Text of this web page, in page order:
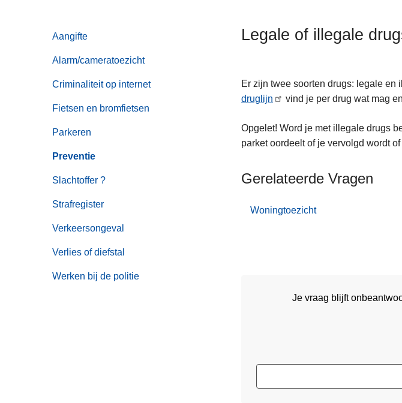
Aangifte
Alarm/cameratoezicht
Criminaliteit op internet
Fietsen en bromfietsen
Parkeren
Preventie
Slachtoffer ?
Strafregister
Verkeersongeval
Verlies of diefstal
Werken bij de politie
Legale of illegale
Er zijn twee soorten drugs: legale
druglijn
vind je per drug wat mag
Opgelet! Word je met illegale drugs
parket oordeelt of je vervolgd wordt of
Gerelateerde Vragen
Woningtoezicht
Je vraag blijft